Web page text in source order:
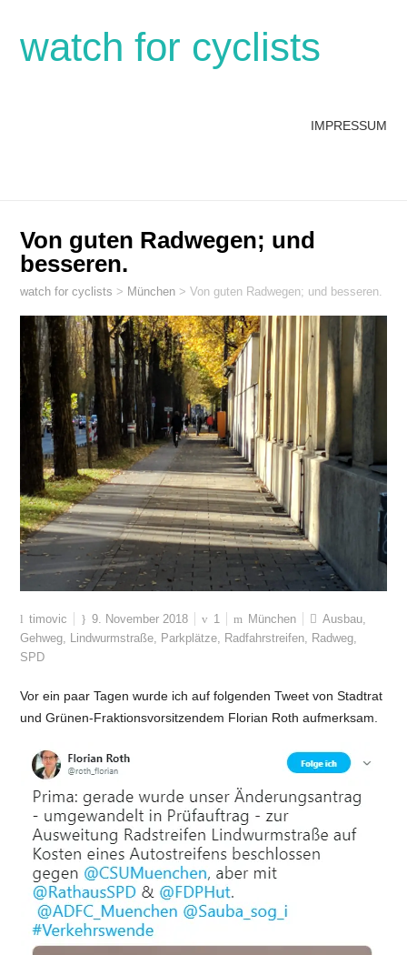
watch for cyclists
IMPRESSUM
Von guten Radwegen; und
besseren.
watch for cyclists > München >Von guten Radwegen; und besseren.
timovic 9. November 2018 1 München Ausbau
Gehweg Lindwurmstraße Parkplätze Radfahrstreifen Radweg
SPD
Vor ein paar Tagen wurde ich auf folgenden Tweet von Stadtrat
und Grünen-Fraktionsvorsitzendem Florian Roth aufmerksam.